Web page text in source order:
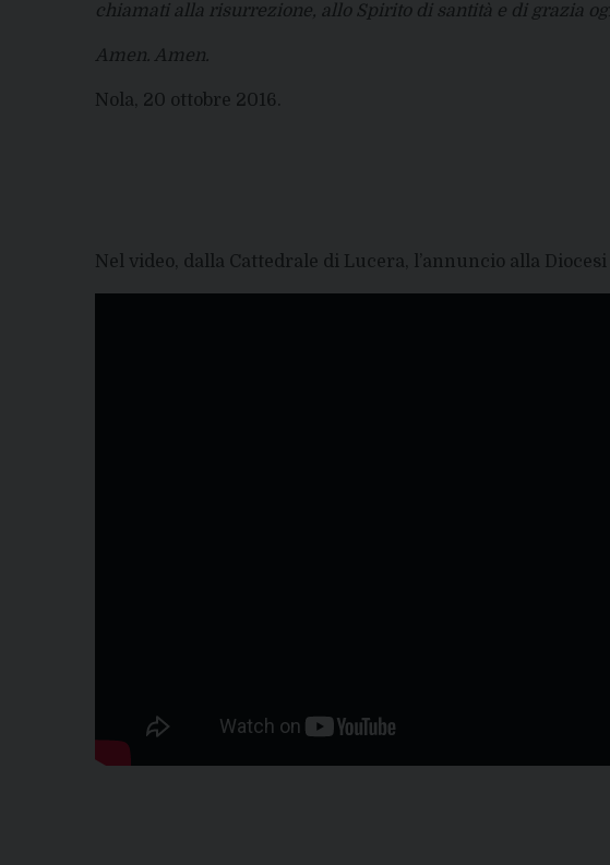
chiamati alla risurrezione, allo Spirito di santità e di grazia
Amen. Amen.
Nola, 20 ottobre 2016.
Nel video, dalla Cattedrale di Lucera, l’annuncio alla